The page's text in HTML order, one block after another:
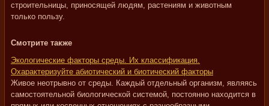
строительницы, приносящей людям, растениям и животным
только пользу.
Смотрите также
Экологические факторы среды. Их классификация.
Охарактеризуйте абиотический и биотический факторы
Живое неотрывно от среды. Каждый отдельный организм, являясь
самостоятельной биологической системой, постоянно находится в